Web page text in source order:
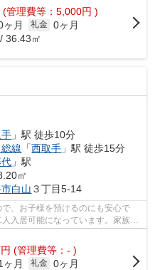
(管理費等：5,000円 )
ヶ月 礼金 0ヶ月
36.43㎡
」駅 徒歩10分
線 「西取手 」駅 徒歩15分
」駅
㎡
白山 ３丁目5-14
、お子様を預けるのにも安心で
入居可能になっています。家族の
...
円 (管理費等：- )
ヶ月 礼金 0ヶ月